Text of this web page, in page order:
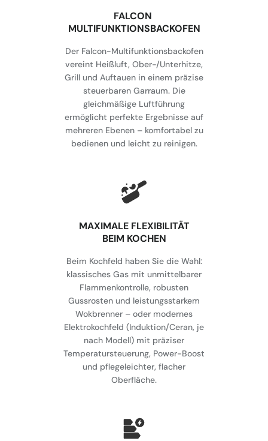
FALCON
MULTIFUNKTIONSBACKOFEN
Der Falcon-Multifunktionsbackofen
vereint Heißluft, Ober-/Unterhitze,
Grill und Auftauen in einem präzise
steuerbaren Garraum. Die
gleichmäßige Luftführung
ermöglicht perfekte Ergebnisse auf
mehreren Ebenen – komfortabel zu
bedienen und leicht zu reinigen.
MAXIMALE FLEXIBILITÄT
BEIM KOCHEN
Beim Kochfeld haben Sie die Wahl:
klassisches Gas mit unmittelbarer
Flammenkontrolle, robusten
Gussrosten und leistungsstarkem
Wokbrenner – oder modernes
Elektrokochfeld (Induktion/Ceran, je
nach Modell) mit präziser
Temperatursteuerung, Power-Boost
und pflegeleichter, flacher
Oberfläche.